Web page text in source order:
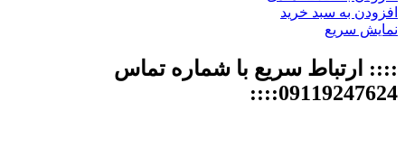
افزودن به سبد خرید
نمایش سریع
:::: ارتباط سریع با شماره تماس
09119247624::::